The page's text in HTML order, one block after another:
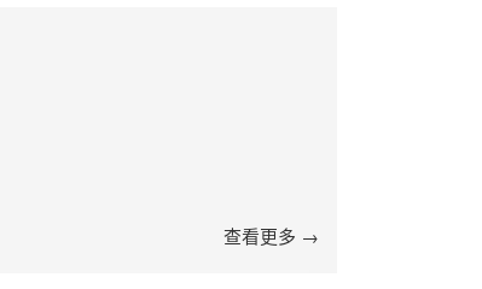
查看更多 →